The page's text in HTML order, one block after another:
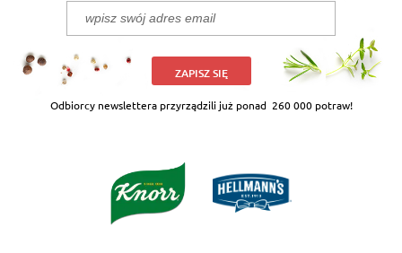
ZAPISZ SIĘ
Odbiorcy newslettera przyrządzili już ponad 260 000 potraw!